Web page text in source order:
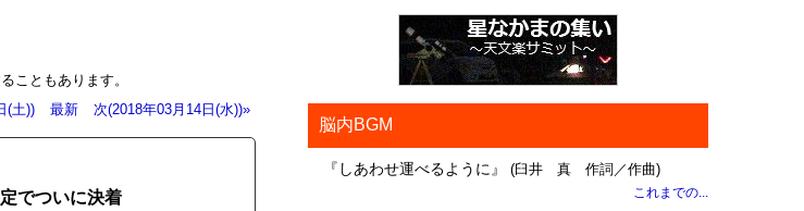
こともあります。
(土))
最新 次(2018年03月14日(水))»
でついに決着
脳内BGM
『しあわせ運べるように』 (臼井 真 作詞／作曲)
これまでの...